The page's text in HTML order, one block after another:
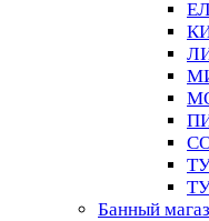
Банный